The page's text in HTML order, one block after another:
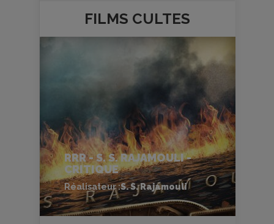
FILMS CULTES
RRR - S. S. RAJAMOULI -
CRITIQUE
Réalisateur :S. S. Rajamouli